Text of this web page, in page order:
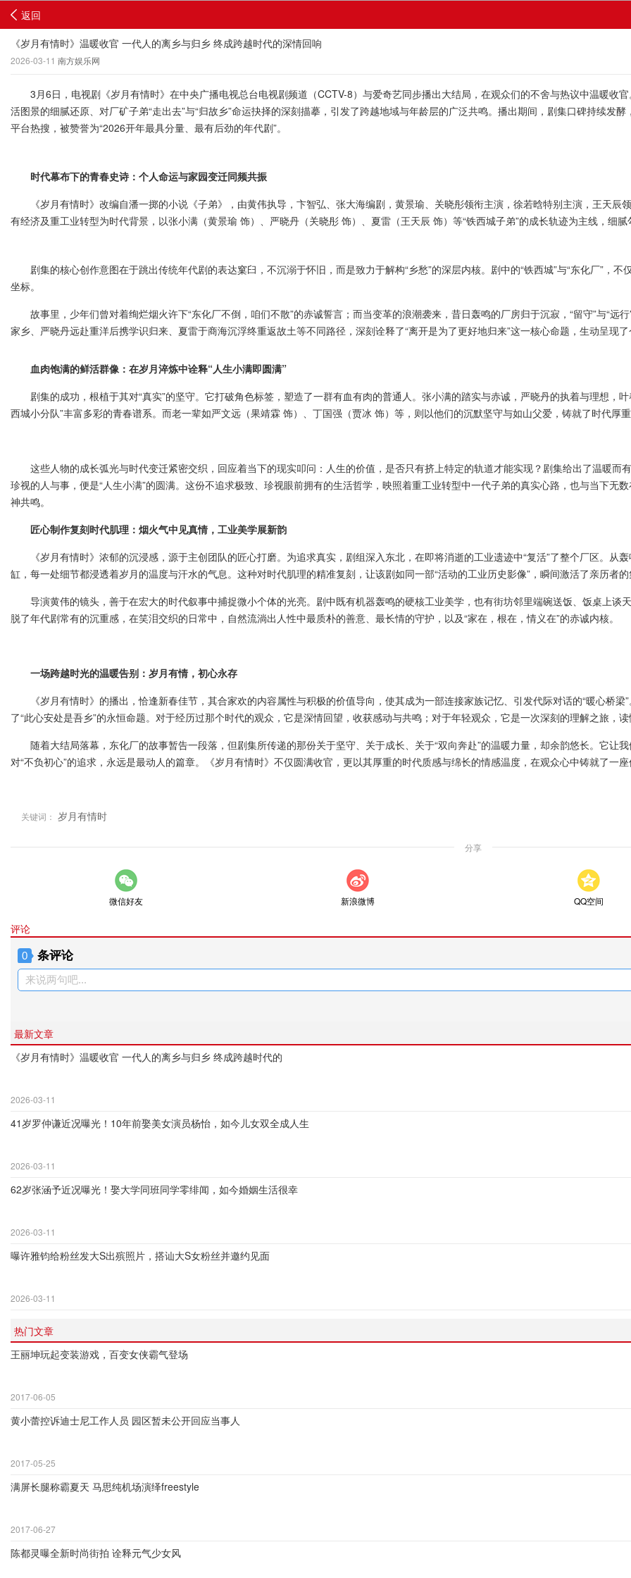
返回
《岁月有情时》温暖收官 一代人的离乡与归乡 终成跨越时代的深情回响
2026-03-11 南方娱乐网
3月6日，电视剧《岁月有情时》在中央广播电视总台电视剧频道（CCTV-8）与爱奇艺同步播出大结局，在观众们的不舍与热议中温暖收
活图景的细腻还原、对厂矿子弟“走出去”与“归故乡”命运抉择的深刻描摹，引发了跨越地域与年龄层的广泛共鸣。播出期间，剧集口碑持续发
平台热搜，被赞誉为“2026开年最具分量、最有后劲的年代剧”。
时代幕布下的青春史诗：个人命运与家园变迁同频共振
《岁月有情时》改编自潘一掷的小说《子弟》，由黄伟执导，卞智弘、张大海编剧，黄景瑜、关晓彤领衔主演，徐若晗特别主演，王天辰
有经济及重工业转型为时代背景，以张小满（黄景瑜 饰）、严晓丹（关晓彤 饰）、夏雷（王天辰 饰）等“铁西城子弟”的成长轨迹为主线，细
剧集的核心创作意图在于跳出传统年代剧的表达窠臼，不沉溺于怀旧，而是致力于解构“乡愁”的深层内核。剧中的“铁西城”与“东化厂”，
坐标。
故事里，少年们曾对着绚烂烟火许下“东化厂不倒，咱们不散”的赤诚誓言；而当变革的浪潮袭来，昔日轰鸣的厂房归于沉寂，“留守”与“远
家乡、严晓丹远赴重洋后携学识归来、夏雷于商海沉浮终重返故土等不同路径，深刻诠释了“离开是为了更好地归来”这一核心命题，生动呈现
血肉饱满的鲜活群像：在岁月淬炼中诠释“人生小满即圆满”
剧集的成功，根植于其对“真实”的坚守。它打破角色标签，塑造了一群有血有肉的普通人。张小满的踏实与赤诚，严晓丹的执着与理想，
西城小分队”丰富多彩的青春谱系。而老一辈如严文远（果靖霖 饰）、丁国强（贾冰 饰）等，则以他们的沉默坚守与如山父爱，铸就了时代厚
这些人物的成长弧光与时代变迁紧密交织，回应着当下的现实叩问：人生的价值，是否只有挤上特定的轨道才能实现？剧集给出了温暖而
珍视的人与事，便是“人生小满”的圆满。这份不追求极致、珍视眼前拥有的生活哲学，映照着重工业转型中一代子弟的真实心路，也与当下无数
神共鸣。
匠心制作复刻时代肌理：烟火气中见真情，工业美学展新韵
《岁月有情时》浓郁的沉浸感，源于主创团队的匠心打磨。为追求真实，剧组深入东北，在即将消逝的工业遗迹中“复活”了整个厂区。从
缸，每一处细节都浸透着岁月的温度与汗水的气息。这种对时代肌理的精准复刻，让该剧如同一部“活动的工业历史影像”，瞬间激活了亲历者
导演黄伟的镜头，善于在宏大的时代叙事中捕捉微小个体的光亮。剧中既有机器轰鸣的硬核工业美学，也有街坊邻里端碗送饭、饭桌上谈
脱了年代剧常有的沉重感，在笑泪交织的日常中，自然流淌出人性中最质朴的善意、最长情的守护，以及“家在，根在，情义在”的赤诚内核。
一场跨越时光的温暖告别：岁月有情，初心永存
《岁月有情时》的播出，恰逢新春佳节，其合家欢的内容属性与积极的价值导向，使其成为一部连接家族记忆、引发代际对话的“暖心桥梁
了“此心安处是吾乡”的永恒命题。对于经历过那个时代的观众，它是深情回望，收获感动与共鸣；对于年轻观众，它是一次深刻的理解之旅，
随着大结局落幕，东化厂的故事暂告一段落，但剧集所传递的那份关于坚守、关于成长、关于“双向奔赴”的温暖力量，却余韵悠长。它让
对“不负初心”的追求，永远是最动人的篇章。《岁月有情时》不仅圆满收官，更以其厚重的时代质感与绵长的情感温度，在观众心中铸就了一
关键词： 岁月有情时
分享
微信好友 新浪微博 QQ空间
评论
0 条评论
来说两句吧...
最新文章
《岁月有情时》温暖收官 一代人的离乡与归乡 终成跨越时代的
2026-03-11
41岁罗仲谦近况曝光！10年前娶美女演员杨怡，如今儿女双全成人生
2026-03-11
62岁张涵予近况曝光！娶大学同班同学零绯闻，如今婚姻生活很幸
2026-03-11
曝许雅钧给粉丝发大S出殡照片，搭讪大S女粉丝并邀约见面
2026-03-11
热门文章
王丽坤玩起变装游戏，百变女侠霸气登场
2017-06-05
黄小蕾控诉迪士尼工作人员 园区暂未公开回应当事人
2017-05-25
满屏长腿称霸夏天 马思纯机场演绎freestyle
2017-06-27
陈都灵曝全新时尚街拍 诠释元气少女风